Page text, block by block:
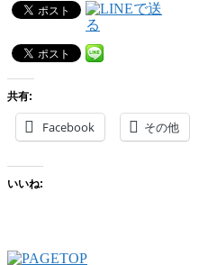
共有:
Facebook その他
いいね: